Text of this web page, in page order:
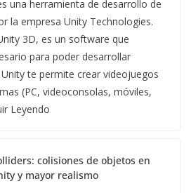
una herramienta de desarrollo de
la empresa Unity Technologies.
3D, es un software que
para poder desarrollar
te permite crear videojuegos
(PC, videoconsolas, móviles,
Leyendo
colisiones de objetos en
y mayor realismo